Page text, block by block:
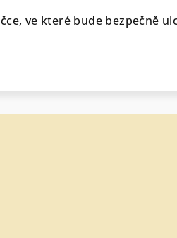
ve které bude bezpečně